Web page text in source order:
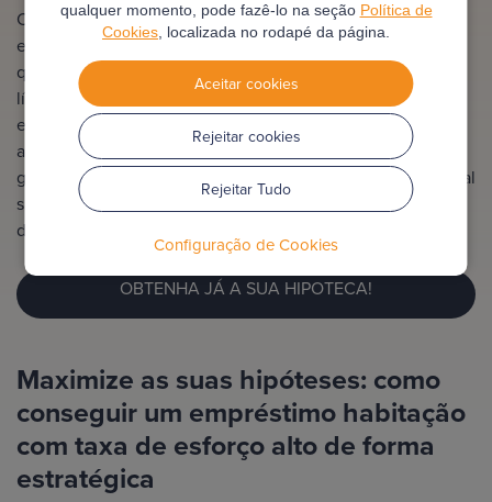
qualquer momento, pode fazê-lo na seção Política de
Cookies, localizada no rodapé da página.
Aceitar cookies
Rejeitar cookies
Rejeitar Tudo
Configuração de Cookies
Conseguir um crédito habitação com uma taxa de esforço
elevada é desafiador, pois os bancos geralmente preferem
que não ultrapasse os 35% a 40% do rendimento mensal
líquido. As estratégias passam por reduzir encargos
existentes (consolidar dívidas, renegociar créditos),
aumentar os rendimentos comprovados ou apresentar
garantias adicionais como um fiador ou poupanças. É crucial
simular cenários e, se possível, recorrer a um intermediário
de crédito especializado.
OBTENHA JÁ A SUA HIPOTECA!
Maximize as suas hipóteses: como
conseguir um empréstimo habitação
com taxa de esforço alto de forma
estratégica